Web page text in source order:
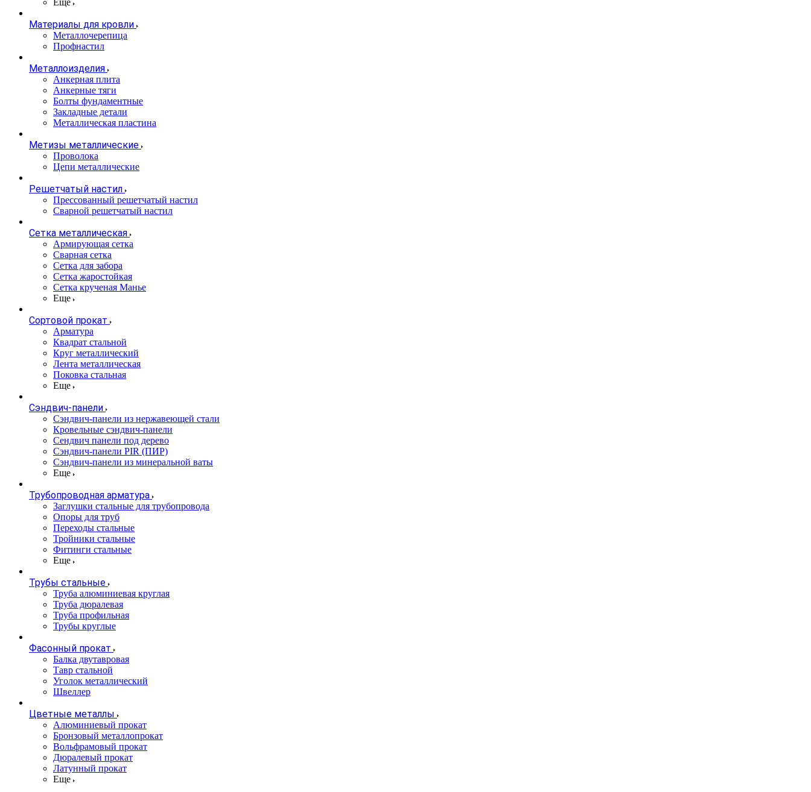
Еще
Материалы для кровли
Металлочерепица
Профнастил
Металлоизделия
Анкерная плита
Анкерные тяги
Болты фундаментные
Закладные детали
Металлическая пластина
Метизы металлические
Проволока
Цепи металлические
Решетчатый настил
Прессованный решетчатый настил
Сварной решетчатый настил
Сетка металлическая
Армирующая сетка
Сварная сетка
Сетка для забора
Сетка жаростойкая
Сетка крученая Манье
Еще
Сортовой прокат
Арматура
Квадрат стальной
Круг металлический
Лента металлическая
Поковка стальная
Еще
Сэндвич-панели
Cэндвич-панели из нержавеющей стали
Кровельные сэндвич-панели
Сендвич панели под дерево
Сэндвич-панели PIR (ПИР)
Сэндвич-панели из минеральной ваты
Еще
Трубопроводная арматура
Заглушки стальные для трубопровода
Опоры для труб
Переходы стальные
Тройники стальные
Фитинги стальные
Еще
Трубы стальные
Труба алюминиевая круглая
Труба дюралевая
Труба профильная
Трубы круглые
Фасонный прокат
Балка двутавровая
Тавр стальной
Уголок металлический
Швеллер
Цветные металлы
Алюминиевый прокат
Бронзовый металлопрокат
Вольфрамовый прокат
Дюралевый прокат
Латунный прокат
Еще